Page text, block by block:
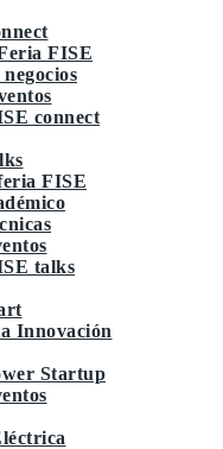
FISE
connect
FISE
talks
Innovación
Startup